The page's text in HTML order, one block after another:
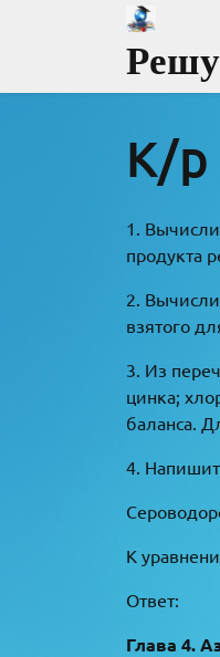
К/р
1.
продукта
2.
взятого
3. Из
цинка;
баланса.
4.
К
Ответ:
Глава 4.